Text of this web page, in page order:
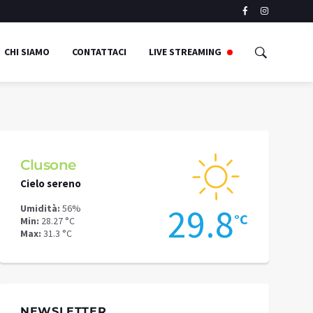
CHI SIAMO CONTATTACI LIVE STREAMING
Clusone
Cielo sereno
Umidità: 56%
Min: 28.27 °C
Max: 31.3 °C 29.8°C